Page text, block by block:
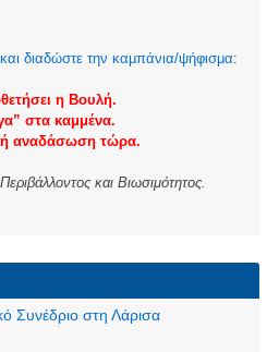
διαδώστε την καμπάνια/ψήφισμα:
η Βουλή.
στα καμμένα.
αναδάσωση τώρα.
και Βιωσιμότητος.
Συνέδριο στη Λάρισα